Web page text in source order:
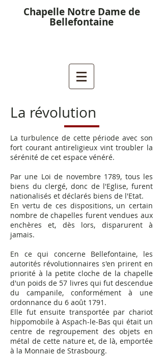
Chapelle Notre Dame de
Bellefontaine
La révolution
La turbulence de cette période avec son
fort courant antireligieux vint troubler la
sérénité de cet espace vénéré.
Par une Loi de novembre 1789, tous les
biens du clergé, donc de l'Eglise, furent
nationalisés et déclarés biens de l'Etat.
En vertu de ces dispositions, un certain
nombre de chapelles furent vendues aux
enchères et, dès lors, disparurent à
jamais.
En ce qui concerne Bellefontaine, les
autorités révolutionnaires s'en prirent en
priorité à la petite cloche de la chapelle
d'un poids de 57 livres qui fut descendue
du campanile, conformément à une
ordonnance du 6 août 1791.
Elle fut ensuite transportée par chariot
hippomobile à Aspach-le-Bas qui était un
centre de regroupement des objets en
métal de cette nature et, de là, emportée
à la Monnaie de Strasbourg.